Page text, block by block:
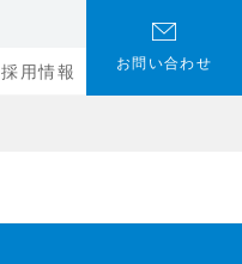
採用情報 お問い合わせ